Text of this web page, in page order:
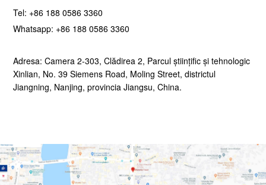
Tel: +86 188 0586 3360
Whatsapp: +86 188 0586 3360
Adresa: Camera 2-303, Clădirea 2, Parcul științific și tehnologic
Xinlian, No. 39 Siemens Road, Moling Street, districtul
Jiangning, Nanjing, provincia Jiangsu, China.